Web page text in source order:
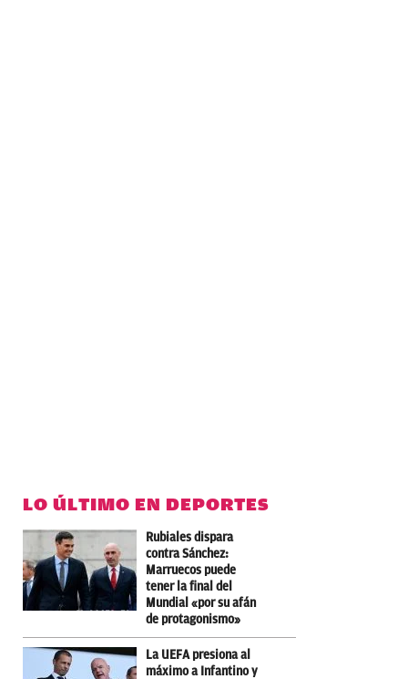
LO ÚLTIMO EN DEPORTES
Rubiales dispara
contra Sánchez:
Marruecos puede
tener la final del
Mundial «por su afán
de protagonismo»
La UEFA presiona al
máximo a Infantino y